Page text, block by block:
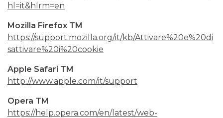
hl=it&hlrm=en
Mozilla Firefox TM
https://support.mozilla.org/it/kb/Attivare%20e%20di
sattivare%20i%20cookie
Apple Safari TM
http://www.apple.com/it/support
Opera TM
https://help.opera.com/en/latest/web-